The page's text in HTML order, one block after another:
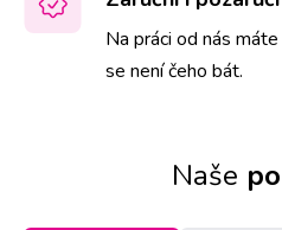
Na práci od nás máte
se není čeho bát.
Naše